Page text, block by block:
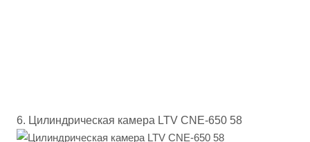
6. Цилиндрическая камера LTV CNE-650 58